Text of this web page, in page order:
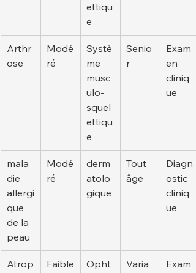
ettiqu
e
Arthr
ose
Modé
ré
Systè
me
musc
ulo-
squel
ettiqu
e
Senio
r
Exam
en
cliniq
ue
mala
die
allergi
que
de la
peau
Modé
ré
derm
atolo
gique
Tout
âge
Diagn
ostic
cliniq
ue
Atrop
Faible
Opht
Varia
Exam